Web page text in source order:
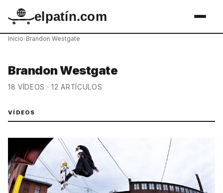
elpatín.com
Inicio›Brandon Westgate
Brandon Westgate
18 VÍDEOS · 12 ARTÍCULOS
VÍDEOS